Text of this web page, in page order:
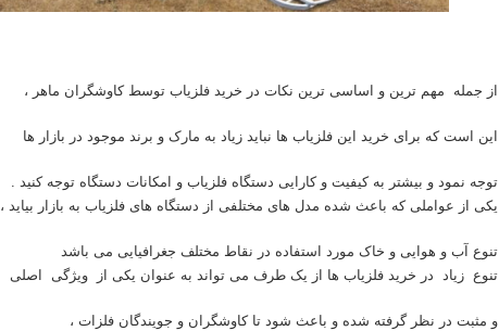
از جمله مهم ترین و اساسی ترین نکات در خرید فلزیاب توسط کاوشگران ماهر ،
این است که برای خرید این فلزیاب ها نباید زیاد به مارک و برند موجود در بازار ها
توجه نمود و بیشتر به کیفیت و کارایی دستگاه فلزیاب و امکانات دستگاه توجه کنید .
یکی از عواملی که باعث شده مدل های مختلفی از دستگاه های فلزیاب به بازار بیاید ،
تنوع آب و هوایی و خاک مورد استفاده در نقاط مختلف جغرافیایی می باشد
تنوع زیاد در خرید فلزیاب ها از یک طرف می ‌تواند به عنوان یکی از ویژگی اصلی
و مثبت در نظر گرفته شده و باعث شود تا کاوشگران و جویندگان فلزات ،